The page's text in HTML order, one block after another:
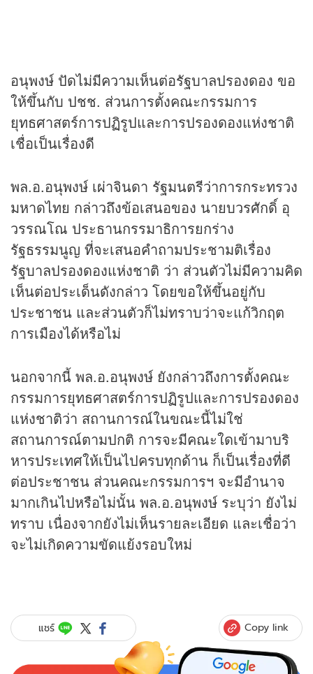
อนุพงษ์ ปัดไม่มีความเห็นต่อรัฐบาลปรองดอง ขอ
ให้ขึ้นกับ ปชช. ส่วนการตั้งคณะกรรมการ
ยุทธศาสตร์การปฏิรูปและการปรองดองแห่งชาติ
เชื่อเป็นเรื่องดี
พล.อ.อนุพงษ์ เผ่าจินดา รัฐมนตรีว่าการกระทรวง
มหาดไทย กล่าวถึงข้อเสนอของ นายบวรศักดิ์ อุ
วรรณโณ ประธานกรรมาธิการยกร่าง
รัฐธรรมนูญ ที่จะเสนอคำถามประชามติเรื่อง
รัฐบาลปรองดองแห่งชาติ ว่า ส่วนตัวไม่มีความคิด
เห็นต่อประเด็นดังกล่าว โดยขอให้ขึ้นอยู่กับ
ประชาชน และส่วนตัวก็ไม่ทราบว่าจะแก้วิกฤต
การเมืองได้หรือไม่
นอกจากนี้ พล.อ.อนุพงษ์ ยังกล่าวถึงการตั้งคณะ
กรรมการยุทธศาสตร์การปฏิรูปและการปรองดอง
แห่งชาติว่า สถานการณ์ในขณะนี้ไม่ใช่
สถานการณ์ตามปกติ การจะมีคณะใดเข้ามาบริ
หารประเทศให้เป็นไปครบทุกด้าน ก็เป็นเรื่องที่ดี
ต่อประชาชน ส่วนคณะกรรมการฯ จะมีอำนาจ
มากเกินไปหรือไม่นั้น พล.อ.อนุพงษ์ ระบุว่า ยังไม่
ทราบ เนื่องจากยังไม่เห็นรายละเอียด และเชื่อว่า
จะไม่เกิดความขัดแย้งรอบใหม่
แชร์ Copy link